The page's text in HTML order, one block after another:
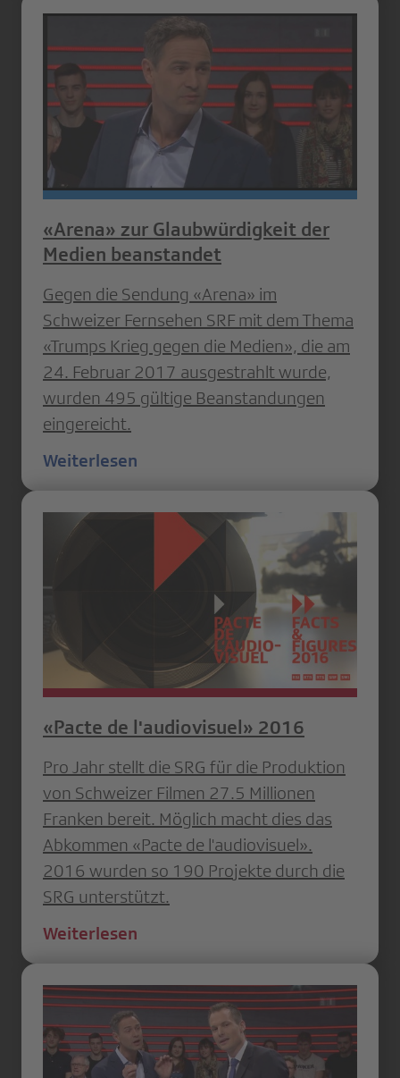
«Arena» zur Glaubwürdigkeit der
Medien beanstandet
Gegen die Sendung «Arena» im
Schweizer Fernsehen SRF mit dem Thema
«Trumps Krieg gegen die Medien», die am
24. Februar 2017 ausgestrahlt wurde,
wurden 495 gültige Beanstandungen
eingereicht.
Weiterlesen
«Pacte de l'audiovisuel» 2016
Pro Jahr stellt die SRG für die Produktion
von Schweizer Filmen 27.5 Millionen
Franken bereit. Möglich macht dies das
Abkommen «Pacte de l'audiovisuel».
2016 wurden so 190 Projekte durch die
SRG unterstützt.
Weiterlesen